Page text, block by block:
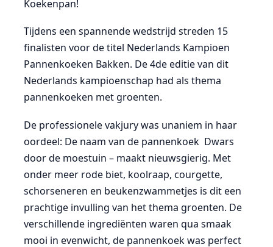
Koekenpan!
Tijdens een spannende wedstrijd streden 15
finalisten voor de titel Nederlands Kampioen
Pannenkoeken Bakken. De 4de editie van dit
Nederlands kampioenschap had als thema
pannenkoeken met groenten.
De professionele vakjury was unaniem in haar
oordeel: De naam van de pannenkoek  Dwars
door de moestuin – maakt nieuwsgierig. Met
onder meer rode biet, koolraap, courgette,
schorseneren en beukenzwammetjes is dit een
prachtige invulling van het thema groenten. De
verschillende ingrediënten waren qua smaak
mooi in evenwicht, de pannenkoek was perfect